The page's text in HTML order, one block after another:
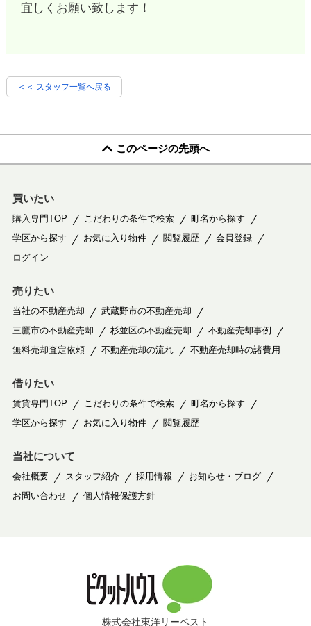
宜しくお願い致します！
＜＜ スタッフ一覧へ戻る
このページの先頭へ
買いたい
購入専門TOP こだわりの条件で検索
町名から探す
学区から探す
お気に入り物件 閲覧履歴
会員登録
ログイン
売りたい
当社の不動産売却
武蔵野市の不動産売却
三鷹市の不動産売却
杉並区の不動産売却
不動産売却事例
無料売却査定依頼
不動産売却の流れ 不動産売却時の諸費用
借りたい
賃貸専門TOP こだわりの条件で検索
町名から探す
学区から探す
お気に入り物件 閲覧履歴
当社について
会社概要 スタッフ紹介 採用情報
お知らせ・ブログ
お問い合わせ
個人情報保護方針
株式会社東洋リーベスト